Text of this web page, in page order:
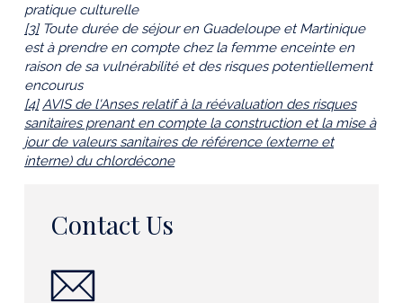
pratique culturelle
[3]Toute durée de séjour en Guadeloupe et Martinique
est à prendre en compte chez la femme enceinte en
raison de sa vulnérabilité et des risques potentiellement
encourus
[4] AVIS de l'Anses relatif à la réévaluation des risques
sanitaires prenant en compte la construction et la mise à
jour de valeurs sanitaires de référence (externe et
interne) du chlordécone
Contact Us